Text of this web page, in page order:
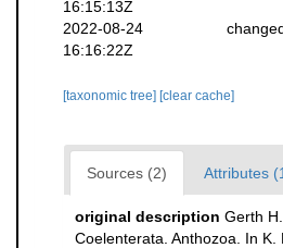
16:15:13Z
2022-08-24
16:16:22Z
[taxonomic tree] [clear cache]
Sources (2) Attributes
original description Gerth
Coelenterata. Anthozoa. In K.